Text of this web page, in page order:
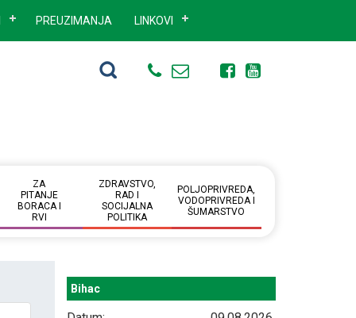
PREUZIMANJA LINKOVI
ZA
PITANJE
BORACA I
RVI
ZDRAVSTVO,
RAD I
SOCIJALNA
POLITIKA
POLJOPRIVREDA,
VODOPRIVREDA I
ŠUMARSTVO
Bihac